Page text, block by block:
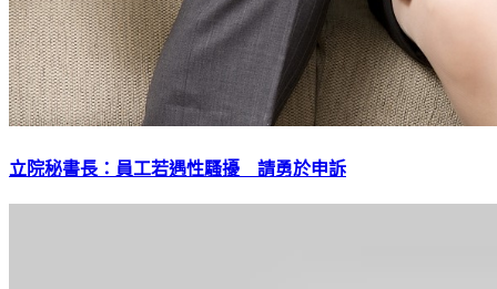
立院秘書長：員工若遇性騷擾 請勇於申訴